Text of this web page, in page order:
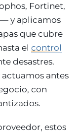
Fortinet,
y aplicamos
que cubre
el control
desastres.
antes
con
estos